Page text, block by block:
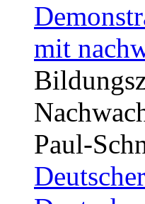
mit
Paul-